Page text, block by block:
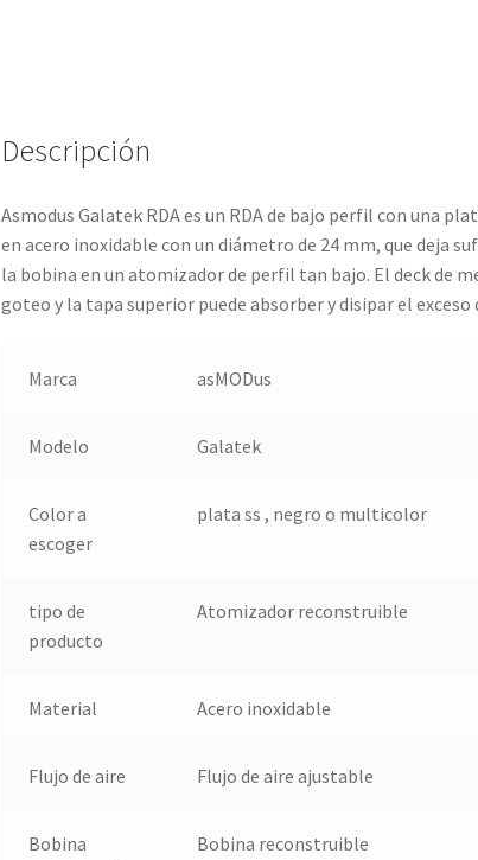
Descripción
Asmodus Galatek RDA es un RDA de bajo perfil con una
en acero inoxidable con un diámetro de 24 mm, que deja
la bobina en un atomizador de perfil tan bajo. El deckde
goteo y la tapa superior puede absorber y disipar el exceso
Marca asMODus
Modelo Galatek
Color a
escoger
plata ss , negro o multicolor
tipo de
producto
Atomizador reconstruible
Material Acero inoxidable
Flujo de aire Flujo de aire ajustable
Bobina
Bobina reconstruible